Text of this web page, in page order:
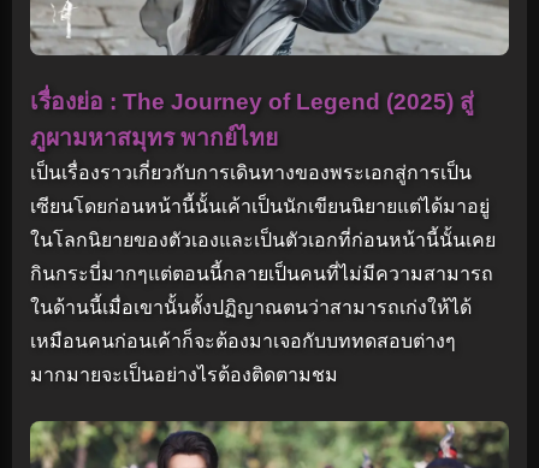
เรื่องย่อ : The Journey of Legend (2025) สู่
ภูผามหาสมุทร พากย์ไทย
เป็นเรื่องราวเกี่ยวกับการเดินทางของพระเอกสู่การเป็น
เซียนโดยก่อนหน้านี้นั้นเค้าเป็นนักเขียนนิยายแต่ได้มาอยู่
ในโลกนิยายของตัวเองและเป็นตัวเอกที่ก่อนหน้านี้นั้นเคย
กินกระบี่มากๆแต่ตอนนี้กลายเป็นคนที่ไม่มีความสามารถ
ในด้านนี้เมื่อเขานั้นตั้งปฏิญาณตนว่าสามารถเก่งให้ได้
เหมือนคนก่อนเค้าก็จะต้องมาเจอกับบททดสอบต่างๆ
มากมายจะเป็นอย่างไรต้องติดตามชม